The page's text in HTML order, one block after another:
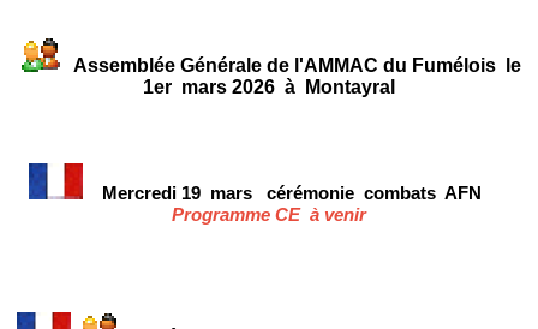
Assemblée Générale de l'AMMAC du Fumélois le
1er mars 2026 à Montayral
Mercredi 19 mars cérémonie combats AFN
Programme CE à venir